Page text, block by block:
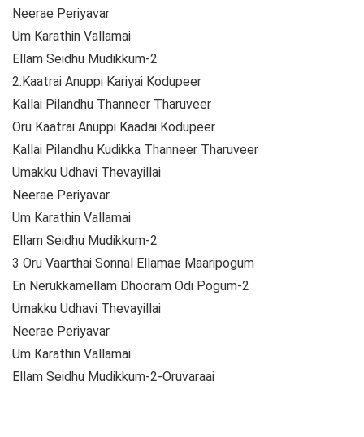
Neerae Periyavar
Um Karathin Vallamai
Ellam Seidhu Mudikkum-2
2.Kaatrai Anuppi Kariyai Kodupeer
Kallai Pilandhu Thanneer Tharuveer
Oru Kaatrai Anuppi Kaadai Kodupeer
Kallai Pilandhu Kudikka Thanneer Tharuveer
Umakku Udhavi Thevayillai
Neerae Periyavar
Um Karathin Vallamai
Ellam Seidhu Mudikkum-2
3 Oru Vaarthai Sonnal Ellamae Maaripogum
En Nerukkamellam Dhooram Odi Pogum-2
Umakku Udhavi Thevayillai
Neerae Periyavar
Um Karathin Vallamai
Ellam Seidhu Mudikkum-2-Oruvaraai